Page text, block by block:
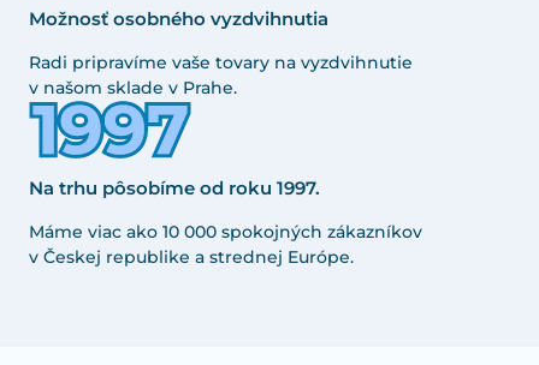
Možnosť osobného vyzdvihnutia
Radi pripravíme vaše tovary na vyzdvihnutie
v našom sklade v Prahe.
Na trhu pôsobíme od roku 1997.
Máme viac ako 10 000 spokojných zákazníkov
v Českej republike a strednej Európe.